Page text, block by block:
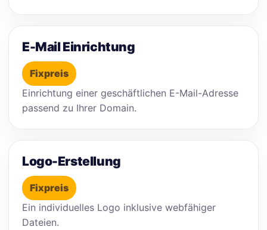
E-Mail Einrichtung
Fixpreis
Einrichtung einer geschäftlichen E-Mail-Adresse
passend zu Ihrer Domain.
Logo-Erstellung
Fixpreis
Ein individuelles Logo inklusive webfähiger
Dateien.